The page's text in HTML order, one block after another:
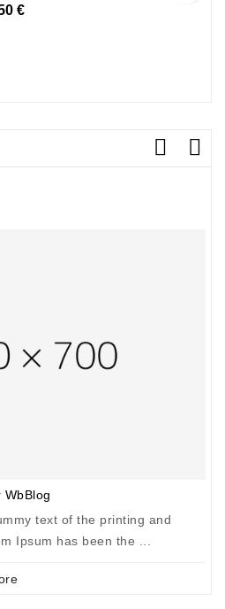
€
text of the printing and
Ipsum has been the ...